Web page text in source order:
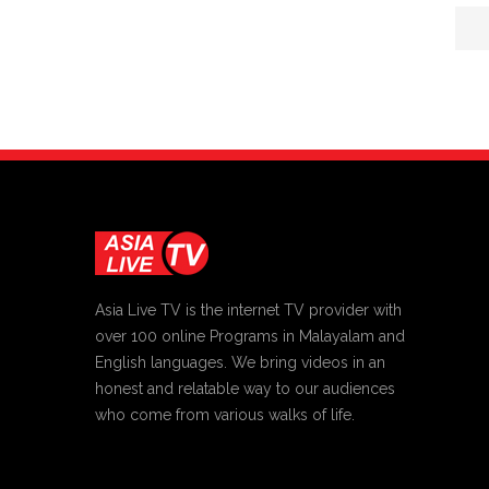
Asia Live TV is the internet TV provider with
over 100 online Programs in Malayalam and
English languages. We bring videos in an
honest and relatable way to our audiences
who come from various walks of life.